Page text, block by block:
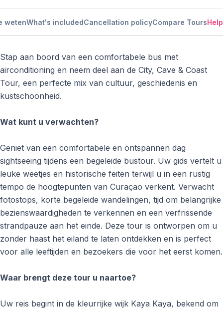
wetenWhat's includedCancellation policyCompare ToursHelp
Stap aan boord van een comfortabele bus met
airconditioning en neem deel aan de City, Cave & Coast
Tour, een perfecte mix van cultuur, geschiedenis en
kustschoonheid.
Wat kunt u verwachten?
Geniet van een comfortabele en ontspannen dag
sightseeing tijdens een begeleide bustour. Uw gids vertelt u
leuke weetjes en historische feiten terwijl u in een rustig
tempo de hoogtepunten van Curaçao verkent. Verwacht
fotostops, korte begeleide wandelingen, tijd om belangrijke
bezienswaardigheden te verkennen en een verfrissende
strandpauze aan het einde. Deze tour is ontworpen om u
zonder haast het eiland te laten ontdekken en is perfect
voor alle leeftijden en bezoekers die voor het eerst komen.
Waar brengt deze tour u naartoe?
Uw reis begint in de kleurrijke wijk Kaya Kaya, bekend om